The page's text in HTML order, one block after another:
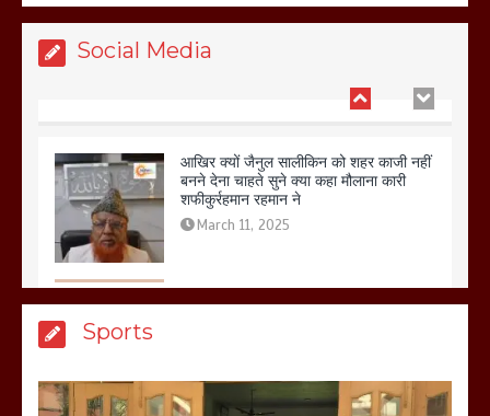
Social Media
शफीकुर्रहमान रहमान ने
March 11, 2025
Sports